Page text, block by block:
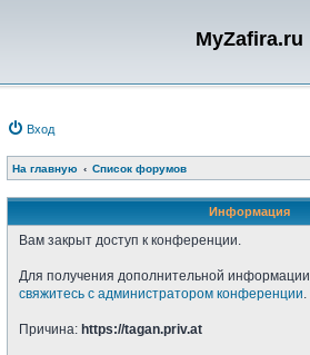
MyZafira.ru
Вход
На главную Список форумов
Информация
Вам закрыт доступ к конференции.
Для получения дополнительной информации
свяжитесь с администратором конференции.
Причина: https://tagan.priv.at